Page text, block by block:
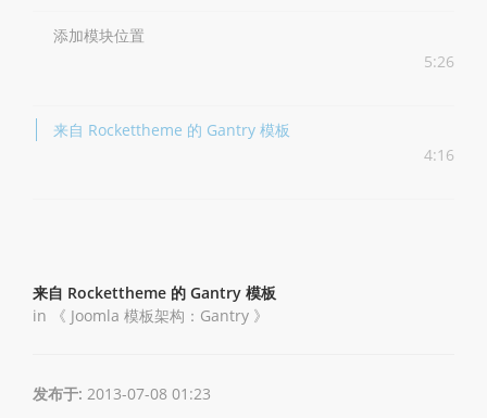
添加模块位置
5:26
来自 Rockettheme 的 Gantry 模板
4:16
来自 Rockettheme 的 Gantry 模板
in 《 Joomla 模板架构：Gantry 》
发布于: 2013-07-08 01:23